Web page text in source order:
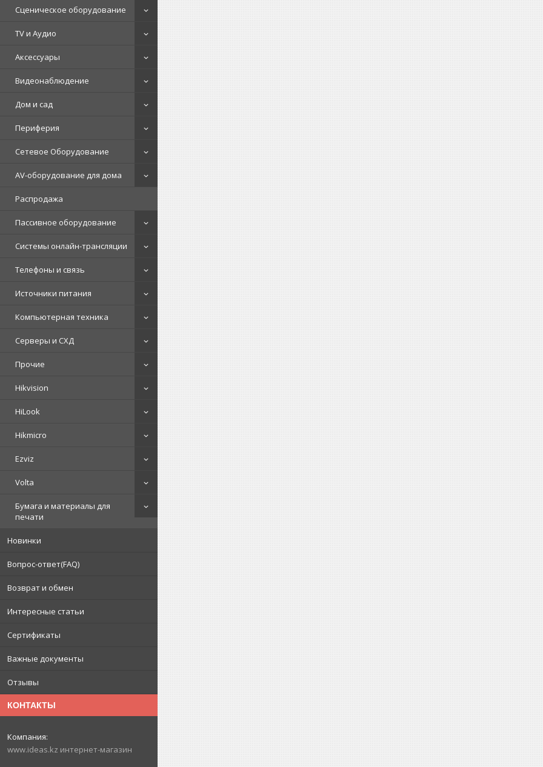
Сценическое оборудование
TV и Аудио
Аксессуары
Видеонаблюдение
Дом и сад
Периферия
Сетевое Оборудование
AV-оборудование для дома
Распродажа
Пассивное оборудование
Системы онлайн-трансляции
Телефоны и связь
Источники питания
Компьютерная техника
Серверы и СХД
Прочие
Hikvision
HiLook
Hikmicro
Ezviz
Volta
Бумага и материалы для
печати
Новинки
Вопрос-ответ(FAQ)
Возврат и обмен
Интересные статьи
Сертификаты
Важные документы
Отзывы
КОНТАКТЫ
www.ideas.kz интернет-магазин